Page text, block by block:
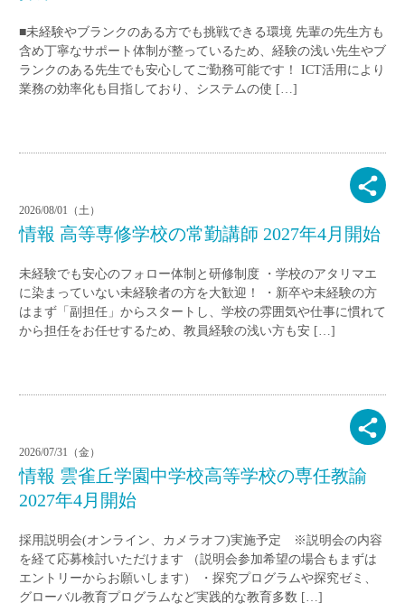
■未経験やブランクのある方でも挑戦できる環境 先輩の先生方も
含め丁寧なサポート体制が整っているため、経験の浅い先生やブ
ランクのある先生でも安心してご勤務可能です！ ICT活用により
業務の効率化も目指しており、システムの使 […]
2026/08/01（土）
情報 高等専修学校の常勤講師 2027年4月開始
未経験でも安心のフォロー体制と研修制度 ・学校のアタリマエ
に染まっていない未経験者の方を大歓迎！ ・新卒や未経験の方
はまず「副担任」からスタートし、学校の雰囲気や仕事に慣れて
から担任をお任せするため、教員経験の浅い方も安 […]
2026/07/31（金）
情報 雲雀丘学園中学校高等学校の専任教諭
2027年4月開始
採用説明会(オンライン、カメラオフ)実施予定 ※説明会の内容
を経て応募検討いただけます （説明会参加希望の場合もまずは
エントリーからお願いします） ・探究プログラムや探究ゼミ、
グローバル教育プログラムなど実践的な教育多数 […]